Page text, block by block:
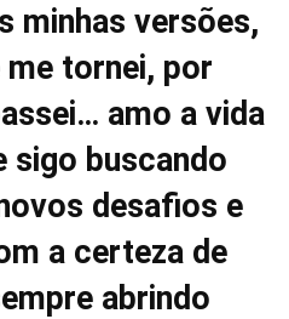
minhas versões,
me tornei, por
amo a vida
sigo buscando
desafios e
a certeza de
abrindo